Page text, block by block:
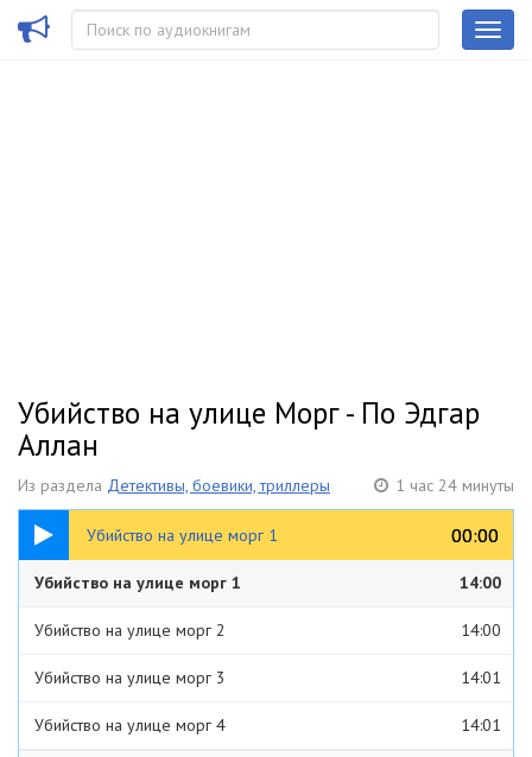
Убийство на улице Морг - По Эдгар
Аллан
Из раздела Детективы, боевики, триллеры 1 час 24 минуты
Убийство на улице морг 1 00:00
00:00
14:00
Убийство на улице морг 1 14:00
Убийство на улице морг 2 14:00
Убийство на улице морг 3 14:01
Убийство на улице морг 4 14:01